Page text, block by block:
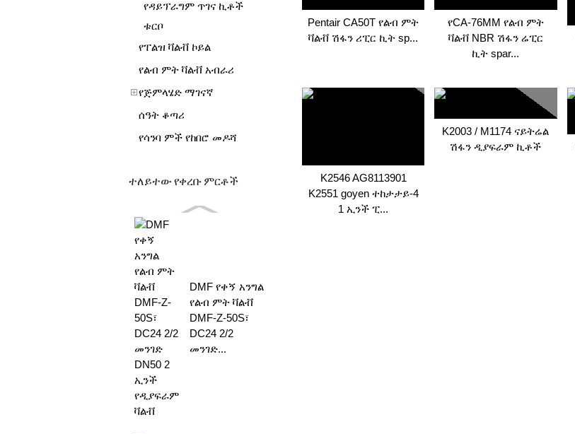
የዳይፕራግም ጥገና ኪቶች
ቱርቦ
የፐልዝ ቫልቭ ኮይል
የልብ ምት ቫልቭ አብራሪ
የጅምላሄድ ማገናኛ
ሰዓት ቆጣሪ
የሳንባ ምች የከበሮ መዶሻ
ተለይተው የቀረቡ ምርቶች
DMF የቀኝ አንግል
የልብ ምት ቫልቭ
DMF-Z-50S፣
DC24 2/2
መንገድ...
Pentair CA50T የልብ ምት
ቫልቭ ሽፋን ሪፒር ኪት sp...
የCA-76MM የልብ ምት
ቫልቭ NBR ሽፋን ሬፒር
ኪት spar...
K2546 AG8113901
K2551 goyen ተከታታይ-4
1 ኢንች ፒ...
K2003 / M1174 ናይትሬል
ሽፋን ዲያፍራም ኪቶች